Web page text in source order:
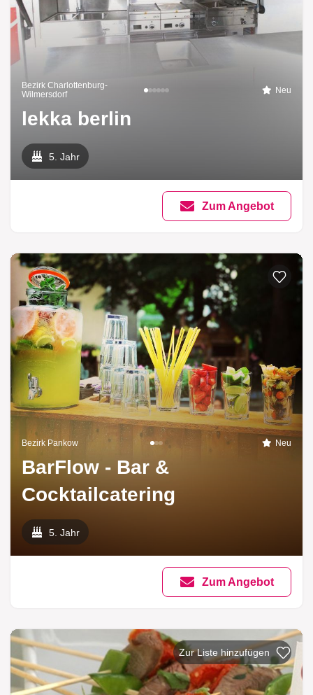
Bezirk Charlottenburg-
Wilmersdorf
Neu
lekka berlin
5. Jahr
Zum Angebot
Bezirk Pankow Neu
BarFlow - Bar &
Cocktailcatering
5. Jahr
Zum Angebot